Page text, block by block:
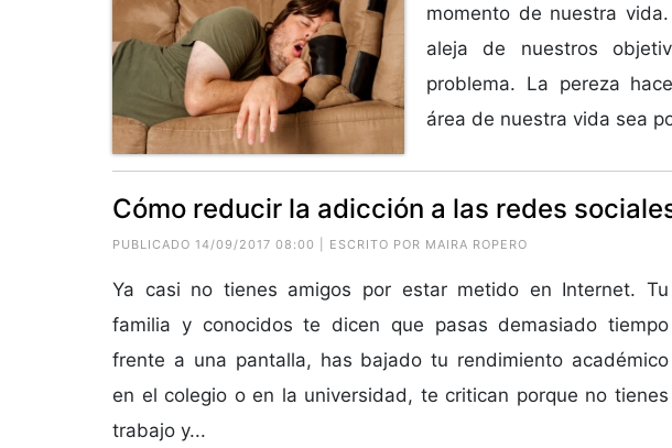
momento de nuestra
aleja de nuestros
problema. La pereza
área de nuestra vida sea
PUBLICADO 14/09/2017 08:00 | ESCRITO POR MAIRA ROPERO
Ya casi no tienes amigos por estar metido en Internet. Tu
familia y conocidos te dicen que pasas demasiado tiempo
frente a una pantalla, has bajado tu rendimiento académico
en el colegio o en la universidad, te critican porque no tienes
trabajo y...